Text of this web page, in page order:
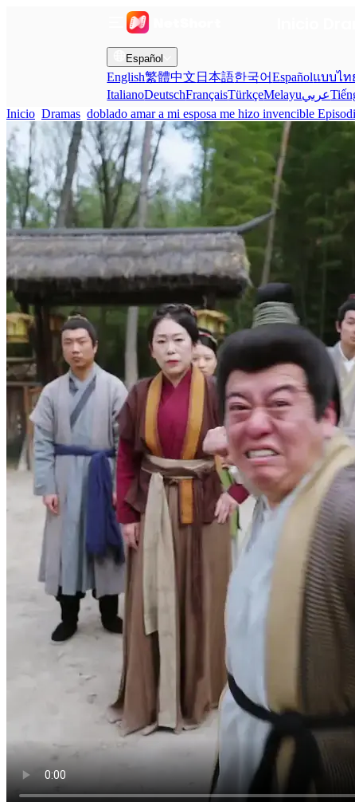
Español
English繁體中文 日本語한국어Españolแบบไท
ItalianoDeutschFrançaisTürkçeMelayuعربي
Inicio Dramas doblado amar a mi esposa me hizo invencible